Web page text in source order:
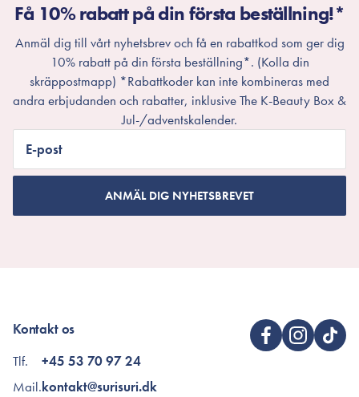
Få 10% rabatt på din första beställning!*
Anmäl dig till vårt nyhetsbrev och få en rabattkod som ger dig
10% rabatt på din första beställning*. (Kolla din
skräppostmapp) *Rabattkoder kan inte kombineras med
andra erbjudanden och rabatter, inklusive The K-Beauty Box &
Jul-/adventskalender.
E-post
ANMÄL DIG NYHETSBREVET
Kontakt os
Tlf.
Mail.
+45 53 70 97 24
kontakt@surisuri.dk